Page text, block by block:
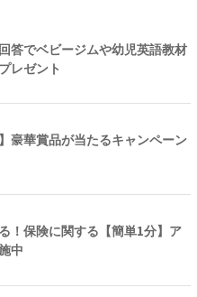
答でベビージムや幼児英語教材
レゼント
豪華賞品が当たるキャンペーン
！保険に関する【簡単1分】ア
中